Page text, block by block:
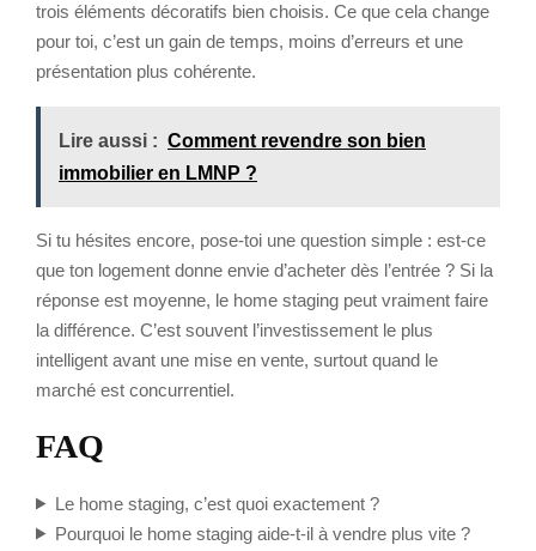
trois éléments décoratifs bien choisis. Ce que cela change
pour toi, c’est un gain de temps, moins d’erreurs et une
présentation plus cohérente.
Lire aussi : Comment revendre son bien
immobilier en LMNP ?
Si tu hésites encore, pose-toi une question simple : est-ce
que ton logement donne envie d’acheter dès l’entrée ? Si la
réponse est moyenne, le home staging peut vraiment faire
la différence. C’est souvent l’investissement le plus
intelligent avant une mise en vente, surtout quand le
marché est concurrentiel.
FAQ
Le home staging, c’est quoi exactement ?
Pourquoi le home staging aide-t-il à vendre plus vite ?